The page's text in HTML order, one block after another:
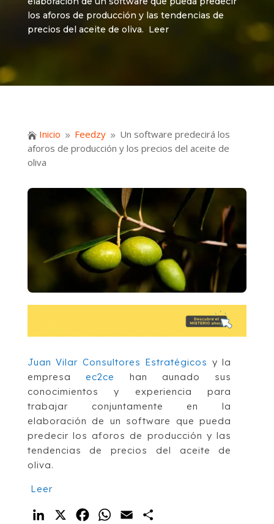
los aforos de producción y las tendencias de
precios del aceite de oliva. Leer
 Inicio 9 Feedzy 9 Un software predecirá los
aforos de producción y los precios del aceite de
oliva
Juan Vilar Consultores Estratégicos y la
empresaec2ce
han aunado sus
conocimientos y experiencia para
trabajar conjuntamente en la
elaboración de un software que pueda
predecir los aforos de producción y las
tendencias de precios del aceite de
oliva.
Leer
LinkedIn FacebookWhatsApp
Email